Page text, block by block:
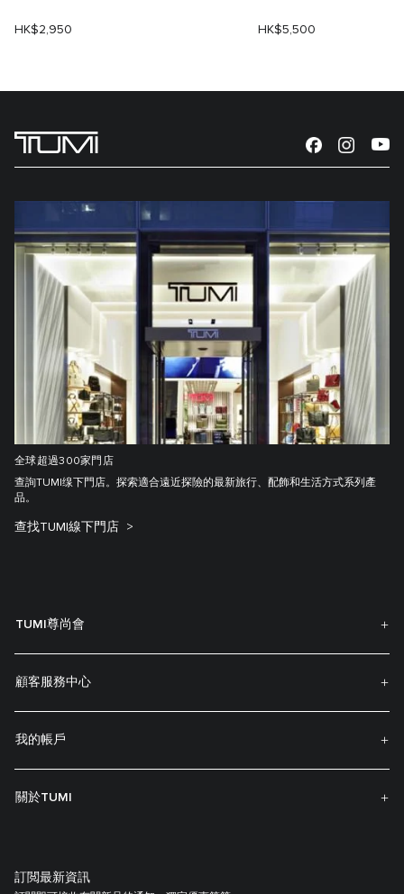
HK$2,950 HK$5,500
全球超過300家門店
查詢TUMI缐下門店。探索適合遠近探險的最新旅行、配飾和生活方式系列產
品。
查找TUMI線下門店
TUMI尊尚會
顧客服務中心
我的帳戶
關於TUMI
訂閲最新資訊